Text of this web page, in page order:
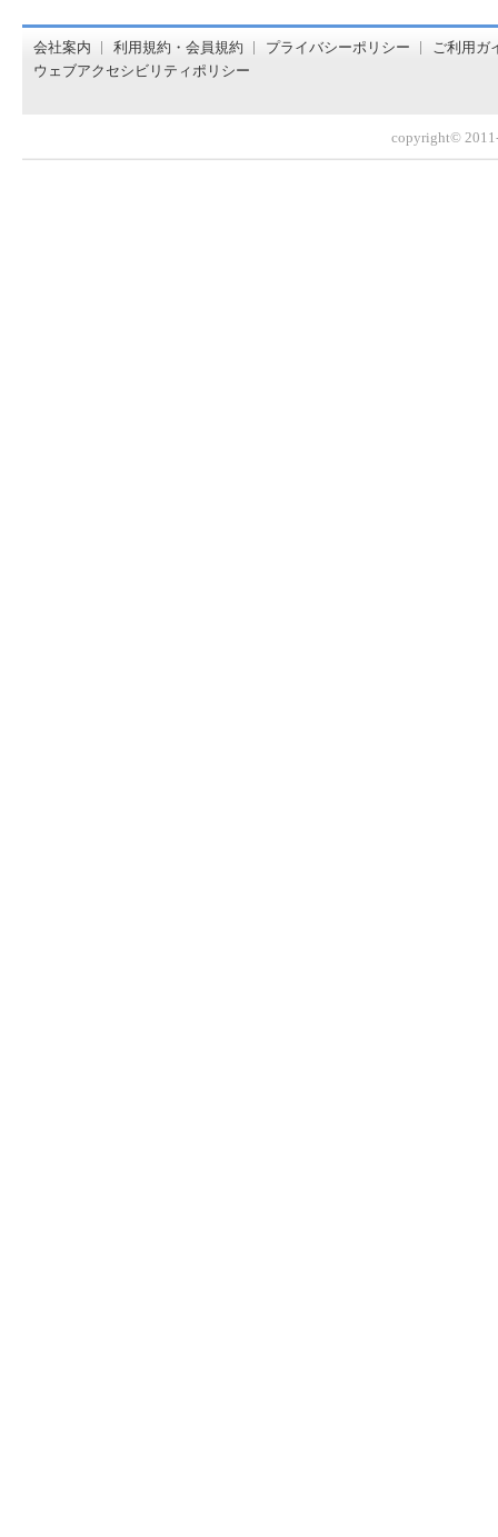
会社案内 利用規約・会員規約 プライバシーポリシー
ご利用ガ
ウェブアクセシビリティポリシー
copyright©